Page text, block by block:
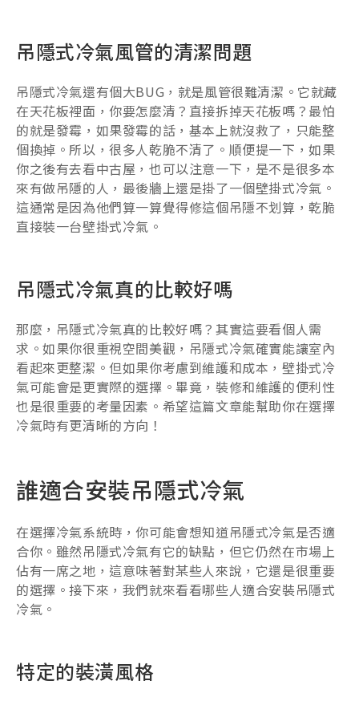
吊隱式冷氣風管的清潔問題
吊隱式冷氣還有個大BUG，就是風管很難清潔。它就藏
在天花板裡面，你要怎麼清？直接拆掉天花板嗎？最怕
的就是發霉，如果發霉的話，基本上就沒救了，只能整
個換掉。所以，很多人乾脆不清了。順便提一下，如果
你之後有去看中古屋，也可以注意一下，是不是很多本
來有做吊隱的人，最後牆上還是掛了一個壁掛式冷氣。
這通常是因為他們算一算覺得修這個吊隱不划算，乾脆
直接裝一台壁掛式冷氣。
吊隱式冷氣真的比較好嗎
那麼，吊隱式冷氣真的比較好嗎？其實這要看個人需
求。如果你很重視空間美觀，吊隱式冷氣確實能讓室內
看起來更整潔。但如果你考慮到維護和成本，壁掛式冷
氣可能會是更實際的選擇。畢竟，裝修和維護的便利性
也是很重要的考量因素。希望這篇文章能幫助你在選擇
冷氣時有更清晰的方向！
誰適合安裝吊隱式冷氣
在選擇冷氣系統時，你可能會想知道吊隱式冷氣是否適
合你。雖然吊隱式冷氣有它的缺點，但它仍然在市場上
佔有一席之地，這意味著對某些人來說，它還是很重要
的選擇。接下來，我們就來看看哪些人適合安裝吊隱式
冷氣。
特定的裝潢風格